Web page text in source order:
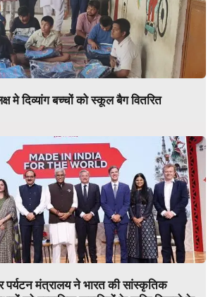
मे दिव्यांग बच्चों को स्कूल बैग वितरित
मंत्रालय ने भारत की सांस्कृतिक